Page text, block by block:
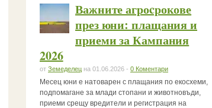
Важните агроcрокове
през юни: плащания и
приеми за Кампания
2026
от Земеделец на 01.06.2026 - 0 Коментари
Месец юни е натоварен с плащания по екосхеми,
подпомагане за млади стопани и животновъди,
приеми срещу вредители и регистрация на